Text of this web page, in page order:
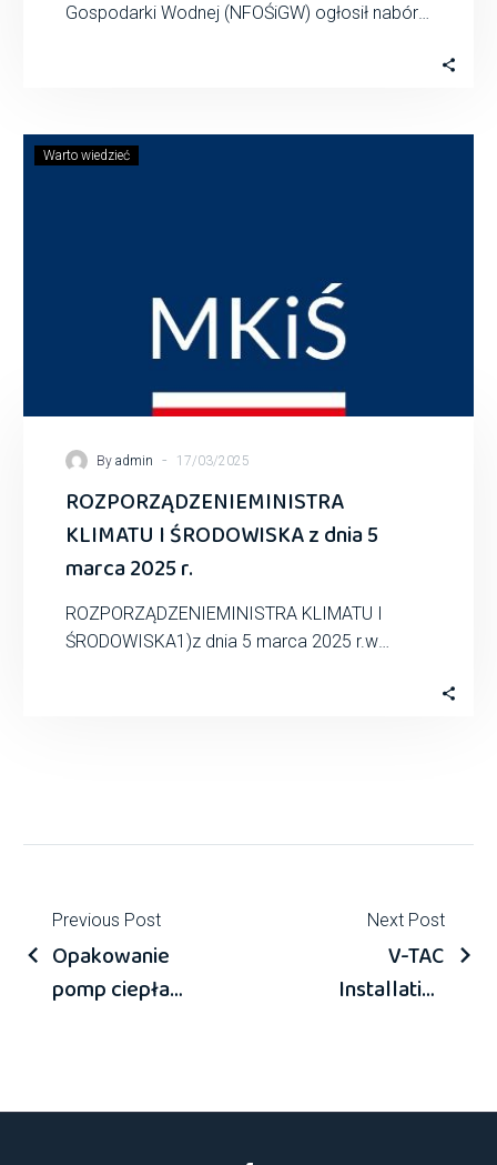
Gospodarki Wodnej (NFOŚiGW) ogłosił nabór
Warto wiedzieć
By admin - 17/03/2025
ROZPORZĄDZENIEMINISTRA
KLIMATU I ŚRODOWISKA z dnia 5
marca 2025 r.
ROZPORZĄDZENIEMINISTRA KLIMATU I
ŚRODOWISKA1)z dnia 5 marca 2025 r.w
Previous Post
Opakowanie
pomp ciepła
Next Post
V-TAC
Installation
Monoblock